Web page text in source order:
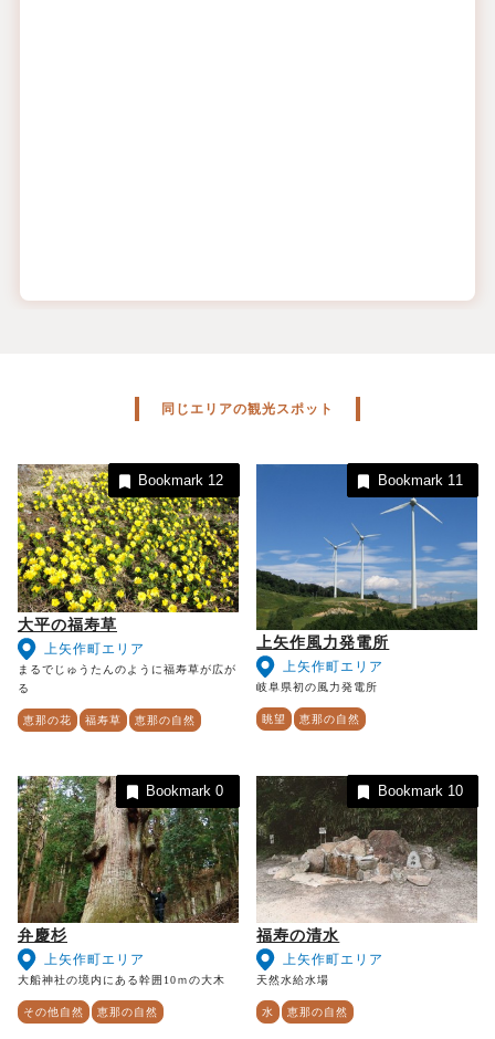
同じエリアの観光スポット
大平の福寿草
上矢作町エリア
まるでじゅうたんのように福寿草が広が
る
恵那の花 福寿草 恵那の自然
Bookmark 12
上矢作風力発電所
上矢作町エリア
岐阜県初の風力発電所
眺望 恵那の自然
Bookmark 11
弁慶杉
上矢作町エリア
大船神社の境内にある幹囲10ｍの大木
その他自然 恵那の自然
Bookmark0
福寿の清水
上矢作町エリア
天然水給水場
水 恵那の自然
Bookmark 10